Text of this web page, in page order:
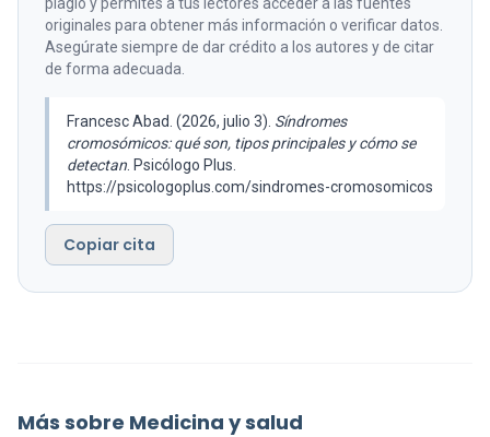
originales para obtener más información o verificar datos.
Asegúrate siempre de dar crédito a los autores y de citar
de forma adecuada.
Francesc Abad. (2026, julio 3). Síndromes
cromosómicos: qué son, tipos principales y cómo se
detectan . Psicólogo Plus.
https://psicologoplus.com/sindromes-cromosomicos
Copiar cita
Más sobre Medicina y salud